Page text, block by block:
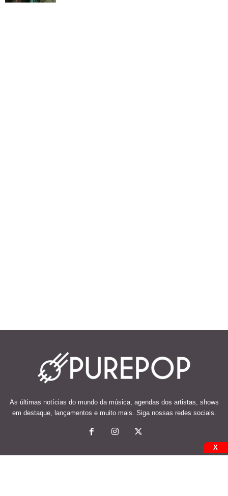
As últimas notícias do mundo da música, agendas dos artistas, shows
em destaque, lançamentos e muito mais. Siga nossas redes sociais.
X